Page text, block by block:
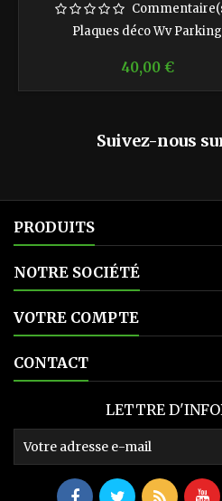
Plaques déco Wv Parking
Prix
40,00 €
Suivez-nous
PRODUITS
NOTRE SOCIÉTÉ
VOTRE COMPTE
CONTACT
LETTRE